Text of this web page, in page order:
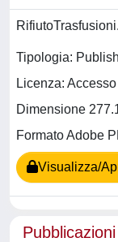
Tipologia:
Licenza:
Dimensione
Formato Adobe
Visualizza/